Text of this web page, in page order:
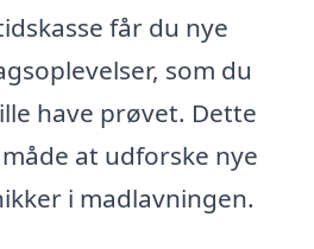
får du nye
som du
have prøvet. Dette
at udforske nye
i madlavningen.